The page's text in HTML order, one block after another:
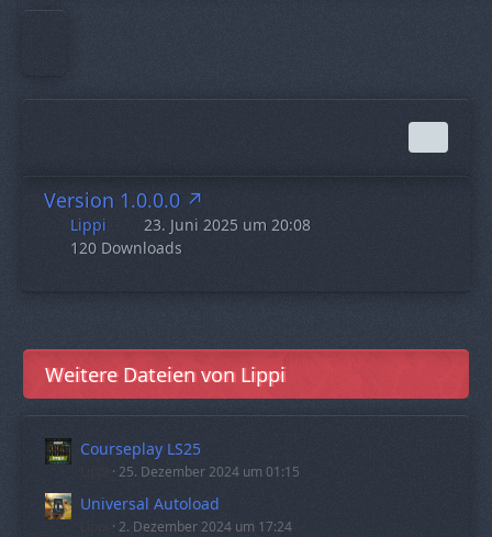
Version 1.0.0.0
Lippi
23. Juni 2025 um 20:08
120 Downloads
Weitere Dateien von Lippi
Courseplay LS25
25. Dezember 2024 um 01:15
Universal Autoload
2. Dezember 2024 um 17:24